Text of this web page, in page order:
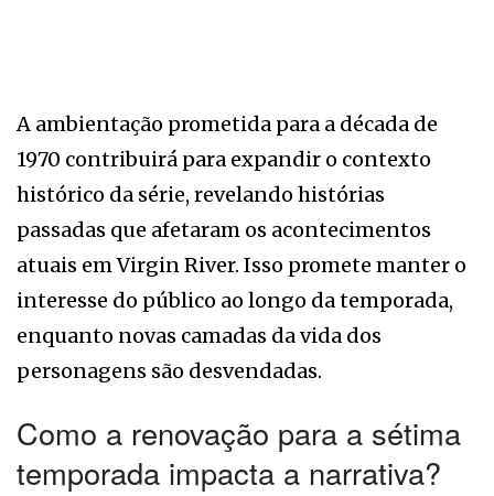
A ambientação prometida para a década de
1970 contribuirá para expandir o contexto
histórico da série, revelando histórias
passadas que afetaram os acontecimentos
atuais em Virgin River. Isso promete manter o
interesse do público ao longo da temporada,
enquanto novas camadas da vida dos
personagens são desvendadas.
Como a renovação para a sétima
temporada impacta a narrativa?